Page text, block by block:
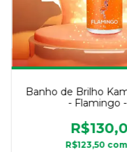
Banho de Brilho
- Flamingo
R$123,50 com